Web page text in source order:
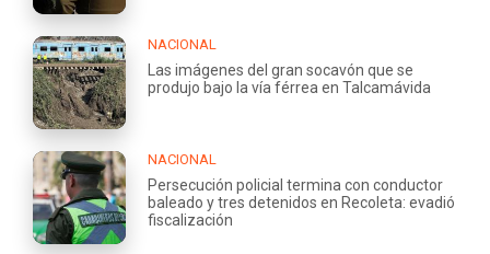
NACIONAL
Las imágenes del gran socavón que se
produjo bajo la vía férrea en Talcamávida
NACIONAL
Persecución policial termina con conductor
baleado y tres detenidos en Recoleta: evadió
fiscalización